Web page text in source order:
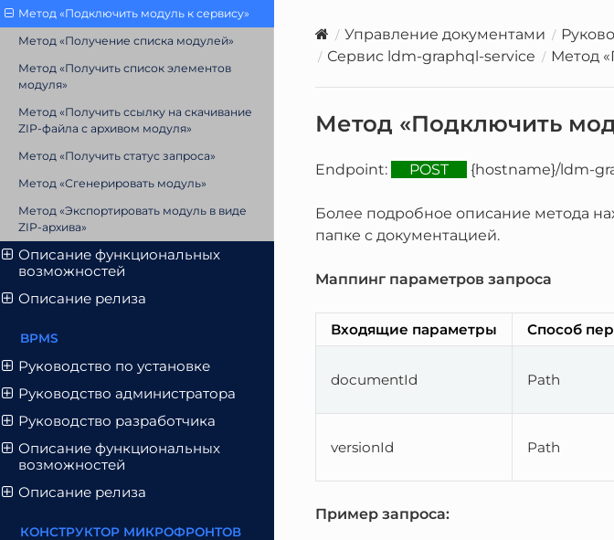
Метод «Подключить модуль к сервису»
Метод «Получение списка модулей»
Метод «Получить список элементов
модуля»
Метод «Получить ссылку на скачивание
ZIP-файла с архивом модуля»
Метод «Получить статус запроса»
Метод «Сгенерировать модуль»
Метод «Экспортировать модуль в виде
ZIP-архива»
Описание функциональных
возможностей
Описание релиза
BPMS
Руководство по установке
Руководство администратора
Руководство разработчика
Описание функциональных
возможностей
Описание релиза
КОНСТРУКТОР МИКРОФРОНТОВ
Управление документами
Сервис ldm-graphql-service
Метод
Метод «Подключить
Endpoint: POST {hostname}/ldm-
Более подробное описание метода
папке с документацией.
Маппинг параметров запроса
Входящие параметры Способ
documentId Path
versionId Path
Пример запроса: